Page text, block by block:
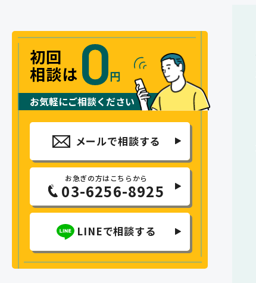
初回
相談は 円
お気軽にご相談ください
メールで相談する
お急ぎの方はこちらから
03-6256-8925
LINEで相談する